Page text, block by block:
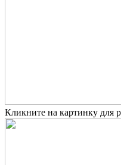
Кликните на картинку для